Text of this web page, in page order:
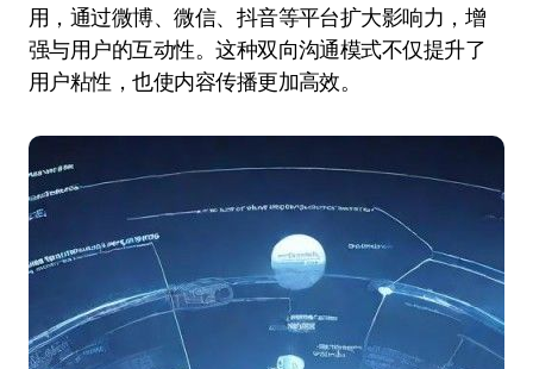
用，通过微博、微信、抖音等平台扩大影响力，增
强与用户的互动性。这种双向沟通模式不仅提升了
用户粘性，也使内容传播更加高效。